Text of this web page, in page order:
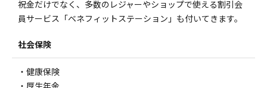
祝金だけでなく、多数のレジャーやショップで使える割引会
員サービス「ベネフィットステーション」も付いてきます。
社会保険
・健康保険
・厚生年金